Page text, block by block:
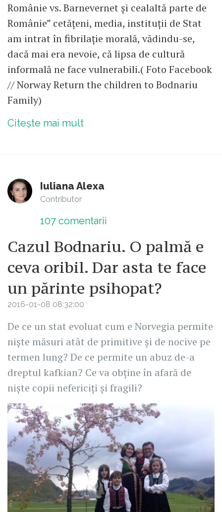
Românie vs. Barnevernet și cealaltă parte de
Românie” cetățeni, media, instituții de Stat
am intrat în fibrilație morală, vădindu-se,
dacă mai era nevoie, că lipsa de cultură
informală ne face vulnerabili.( Foto Facebook
// Norway Return the children to Bodnariu
Family)
Citește mai mult
Iuliana Alexa
Contributor
107 comentarii
Cazul Bodnariu. O palmă e
ceva oribil. Dar asta te face
un părinte psihopat?
2016-01-08 08:32:00
De ce un stat evoluat cum e Norvegia permite
niște măsuri atât de primitive și de nocive pe
termen lung? De ce permite un abuz de-a
dreptul kafkian? Ce va obține în afară de
niște copii nefericiți și fragili?